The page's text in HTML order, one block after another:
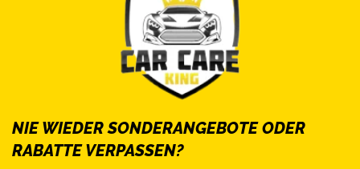
NIE WIEDER SONDERANGEBOTE ODER
RABATTE VERPASSEN?